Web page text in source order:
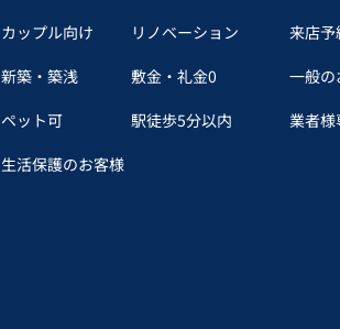
カップル向け
リノベーション
新築・築浅
敷金・礼金0
ペット可
駅徒歩5分以内
生活保護のお客様
来店予
一般の
業者